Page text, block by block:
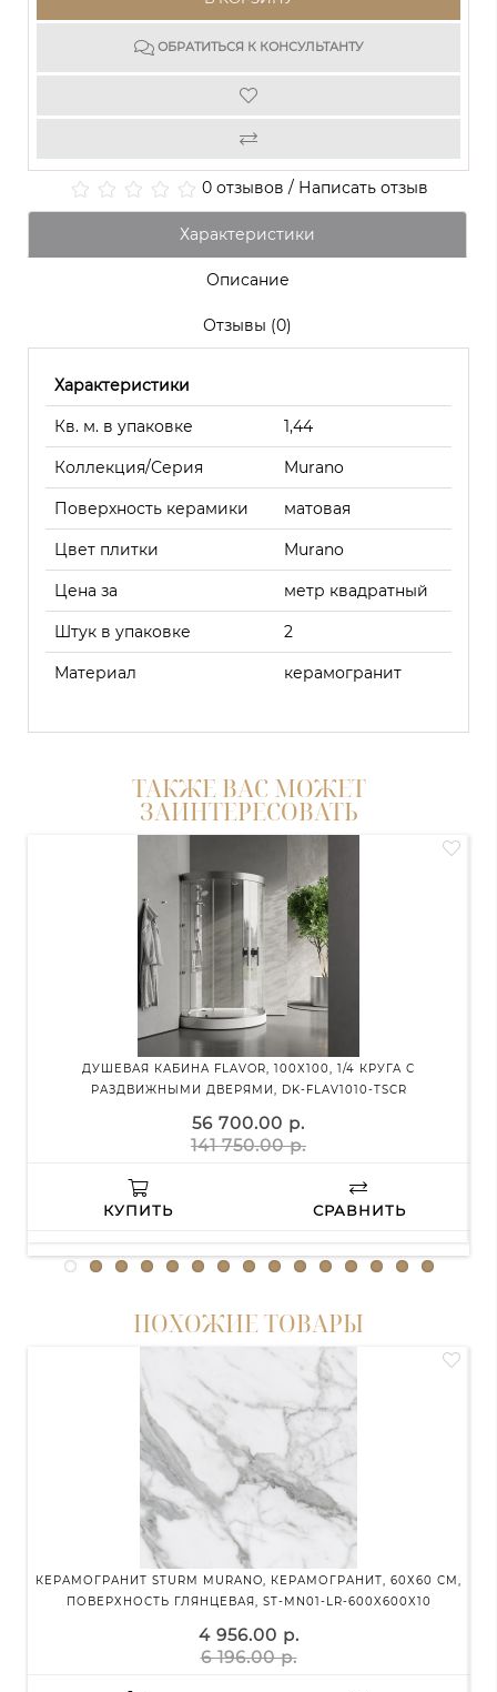
ОБРАТИТЬСЯ К КОНСУЛЬТАНТУ
0 отзывов / Написать отзыв
Характеристики
Описание
Отзывы (0)
Характеристики
Кв. м. в упаковке 1,44
Коллекция/Серия Murano
Поверхность керамики матовая
Цвет плитки Murano
Цена за метр квадратный
Штук в упаковке 2
Материал керамогранит
ТАКЖЕ ВАС МОЖЕТ
ЗАИНТЕРЕСОВАТЬ
ДУШЕВАЯ КАБИНА FLAVOR, 100X100, 1/4 КРУГА С
РАЗДВИЖНЫМИ ДВЕРЯМИ, DK-FLAV1010-TSCR
56 700.00 р.
141 750.00 р.
КУПИТЬ СРАВНИТЬ
ПОХОЖИЕ ТОВАРЫ
КЕРАМОГРАНИТ STURM MURANO, КЕРАМОГРАНИТ, 60Х60 СМ,
ПОВЕРХНОСТЬ ГЛЯНЦЕВАЯ, ST-MN01-LR-600X600X10
4 956.00 р.
6 196.00 р.